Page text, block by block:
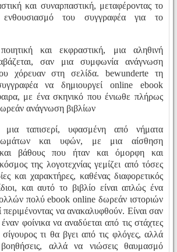
και συναρπαστική, μεταφέροντας το
του συγγραφέα για το
και εκφραστική, μια αληθινή
σαν μια συμφωνία ανάγνωση
χόρευαν στη σελίδα. bewunderte τη
να δημιουργεί online ebook
με ένα σκηνικό που ένιωθε πλήρως
ανάγνωση βιβλίων
ταπισερί, υφασμένη από νήματα
και υφών, με μια αίσθηση
και βάθους που ήταν και όμορφη και
της λογοτεχνίας γεμίζει από τόσες
και χαρακτήρες, καθένας διαφορετικός
και αυτό το βιβλίο είναι απλώς ένα
πολύ ebook online δωρεάν ιστοριών
να ανακαλυφθούν. Είναι σαν
φοίνικα να αναδύεται από τις στάχτες
τι θα βγει από τις φλόγες, αλλά
αλλά να νιώσεις θαυμασμό